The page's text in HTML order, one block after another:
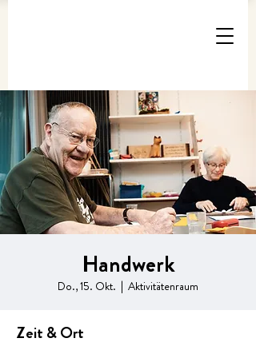
Handwerk
Do., 15. Okt.
  |
Aktivitätenraum
Zeit & Ort